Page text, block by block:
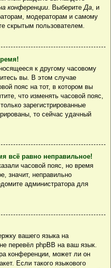
конференции . Выберите Да , и
модераторам и самому
скрытым пользователем.
к другому часовому
вы. В этом случае
пояс на тот, в котором вы
что изменять часовой пояс,
зарегистрированные
то сейчас удачный
всё равно неправильное!
часовой пояс, но время
значит, неправильно
администратора для
вашего языка на
перевёл phpBB на ваш язык.
конференции, может ли он
Если такого языкового